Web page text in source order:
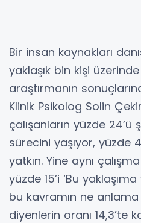
Bir insan kaynakları
yaklaşık bin kişi
araştırmanın
Klinik Psikolog Solin
çalışanların yüzde
sürecini yaşıyor, yüzde
yatkın. Yine aynı
yüzde 15’i ‘Bu
bu kavramın ne
diyenlerin oranı 14,3’te